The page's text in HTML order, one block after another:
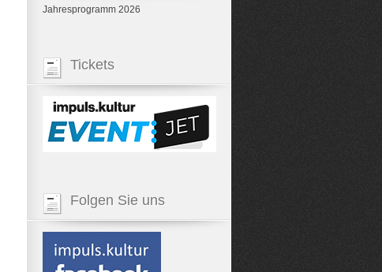
Jahresprogramm 2026
Tickets
Folgen Sie uns